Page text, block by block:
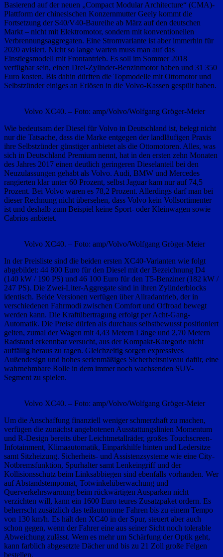
Basierend auf der neuen „Compact Modular Architecture“ (CMA)-
Plattform der chinesischen Konzernmutter Geely kommt die
Fortsetzung der S40/V40-Baureihe ab März auf den deutschen
Markt – nicht mit Elektromotor, sondern mit konventionellen
Verbrennungsaggregaten. Eine Stromvariante ist aber immerhin für
2020 avisiert. Nicht so lange warten muss man auf das
Einstiegsmodell mit Frontantrieb. Es soll im Sommer 2018
verfügbar sein, einen Drei-Zylinder-Benzinmotor haben und 31 350
Euro kosten. Bis dahin dürften die Topmodelle mit Ottomotor und
Selbstzünder einiges an Erlösen in die Volvo-Kassen gespült haben.
Volvo XC40. – Foto: amp/Volvo/Wolfgang Gröger-Meier
Wie bedeutsam der Diesel für Volvo in Deutschland ist, belegt nicht
nur die Tatsache, dass die Marke entgegen der landläufigen Praxis
ihre Selbstzünder günstiger anbietet als die Ottomotoren. Alles, was
sich in Deutschland Premium nennt, hat in den ersten zehn Monaten
des Jahres 2017 einen deutlich geringeren Dieselanteil bei den
Neuzulassungen gehabt als Volvo. Audi, BMW und Mercedes
rangierten klar unter 60 Prozent, selbst Jaguar kam nur auf 74,5
Prozent. Bei Volvo waren es 78,2 Prozent. Allerdings darf man bei
dieser Rechnung nicht übersehen, dass Volvo kein Vollsortimenter
ist und deshalb zum Beispiel keine Sport- oder Kleinwagen sowie
Cabrios anbietet.
Volvo XC40. – Foto: amp/Volvo/Wolfgang Gröger-Meier
In der Preisliste sind die beiden ersten XC40-Varianten wie folgt
abgebildet: 44 800 Euro für den Diesel mit der Bezeichnung D4
(140 kW / 190 PS) und 46 100 Euro für den T5-Benziner (182 kW /
247 PS). Die Zwei-Liter-Aggregate sind in ihren Zylinderblocks
identisch. Beide Versionen verfügen über Allradantrieb, der in
verschiedenen Fahrmodi zwischen Comfort und Offroad bewegt
werden kann. Die Kraftübertragung erfolgt per Acht-Gang-
Automatik. Die Preise dürfen als durchaus selbstbewusst positioniert
gelten, zumal der Wagen mit 4,43 Metern Länge und 2,70 Metern
Radstand erkennbar versucht, aus der Kompakt-Kategorie nicht
auffällig heraus zu ragen. Gleichzeitig sorgen expressives
Außendesign und hohes serienmäßiges Sicherheitsniveau dafür, eine
wahrnehmbare Rolle in dem immer noch wachsenden SUV-
Segment zu spielen.
Volvo XC40. – Foto: amp/Volvo/Wolfgang Gröger-Meier
Um die Anschaffung finanziell weniger schmerzhaft zu machen,
verfügen die zunächst angebotenen Ausstattungslinien Momentum
und R-Design bereits über Leichtmetallräder, großes Touchscreen-
Infotainment, Klimaautomatik, Einparkhilfe hinten und Ledersitze
samt Sitzheizung. Sicherheits- und Assistenzsysteme wie eine City-
Notbremsfunktion, Spurhalter samt Lenkeingriff und der
Kollisionsschutz beim Linksabbiegen sind ebenfalls vorhanden. Wer
auf Abstandstempomat, Totwinkelüberwachung und
Querverkehrswarnung beim rückwärtigen Ausparken nicht
verzichten will, kann ein 1600 Euro teures Zusatzpaket ordern. Es
beherrscht zusätzlich das teilautonome Fahren bis zu einem Tempo
von 130 km/h. Es hält den XC40 in der Spur, steuert aber auch
schon gegen, wenn der Fahrer eine aus seiner Sicht noch tolerable
Abweichung zulässt. Wem es mehr um Schärfung der Optik geht,
kann farblich abgesetzte Dächer und bis zu 21 Zoll große Felgen
bestellen.